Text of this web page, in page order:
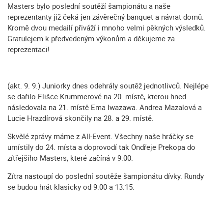
Masters bylo poslední soutěží šampionátu a naše
reprezentanty již čeká jen závěrečný banquet a návrat domů.
Kromě dvou medailí přiváží i mnoho velmi pěkných výsledků.
Gratulejem k předvedeným výkonům a děkujeme za
reprezentaci!
(akt. 9. 9.) Juniorky dnes odehrály soutěž jednotlivců. Nejlépe
se dařilo Elišce Krummerové na 20. místě, kterou hned
následovala na 21. místě Ema Iwazawa. Andrea Mazalová a
Lucie Hrazdírová skončily na 28. a 29. místě.
Skvělé zprávy máme z All-Event. Všechny naše hráčky se
umístily do 24. místa a doprovodí tak Ondřeje Prekopa do
zítřejšího Masters, které začíná v 9:00.
Zítra nastoupí do poslední soutěže šampionátu dívky. Rundy
se budou hrát klasicky od 9:00 a 13:15.